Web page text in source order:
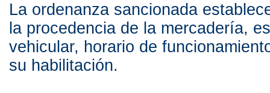
La ordenanza sancionada
la procedencia de la mercadería,
vehicular, horario de
su habilitación.